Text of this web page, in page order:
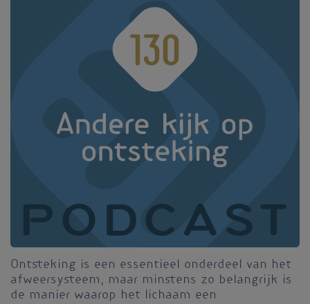
Ontsteking is een essentieel onderdeel van het
afweersysteem, maar minstens zo belangrijk is
de manier waarop het lichaam een